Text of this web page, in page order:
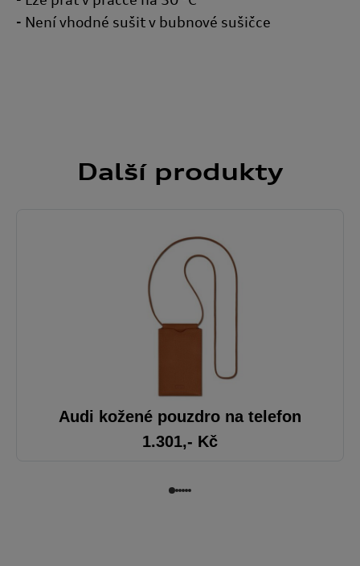
- Není vhodné sušit v bubnové sušičce
Dalšíprodukty
Audi kožené pouzdro na telefon
1.301,- Kč